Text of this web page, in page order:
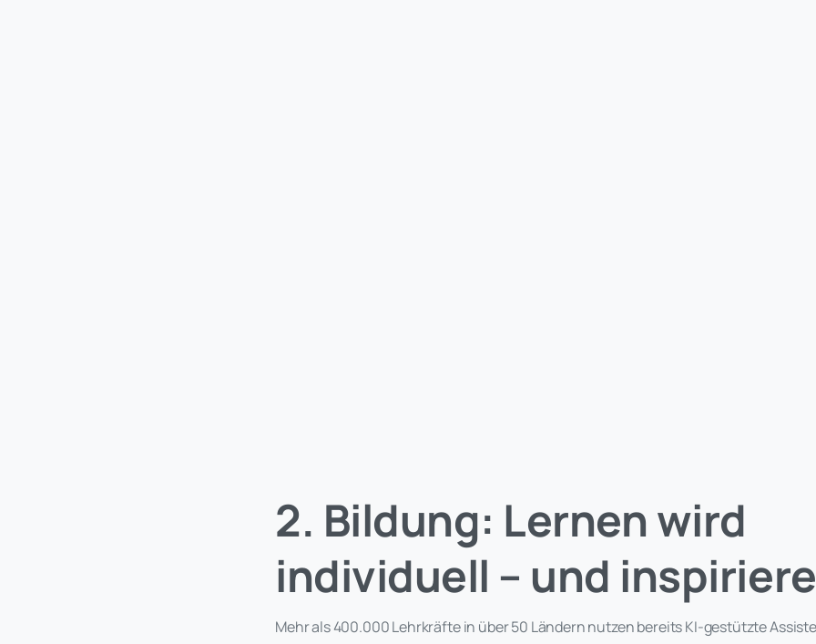
2. Bildung: Lernen wird
individuell – und
Mehr als 400.000 Lehrkräfte in über 50 Ländern nutzen bereits KI-gestützte